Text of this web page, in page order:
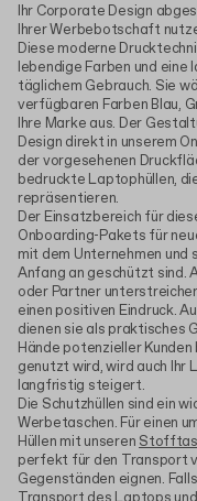
Ihr Corporate Design
Ihrer Werbebotschaft
Diese moderne
lebendige Farben und
täglichem Gebrauch. Sie
verfügbaren Farben Blau,
Ihre Marke aus. Der
Design direkt in unserem
der vorgesehenen
bedruckte Laptophüllen,
repräsentieren.
Der Einsatzbereich für
Onboarding-Pakets für
mit dem Unternehmen und
Anfang an geschützt sind.
oder Partner
einen positiven Eindruck.
dienen sie als praktisches
Hände potenzieller
genutzt wird, wird auch Ihr
langfristig steigert.
Die Schutzhüllen sind ein
Werbetaschen. Für einen
Hüllen mit unseren
perfekt für den Transport
Gegenständen eignen.